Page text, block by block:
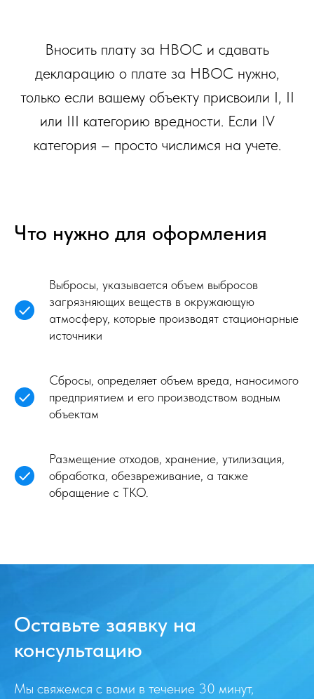
Вносить плату за НВОС и сдавать
декларацию о плате за НВОС нужно,
только если вашему объекту присвоили I, II
или III категорию вредности. Если IV
категория – просто числимся на учете.
Что нужно для оформления
Выбросы, указывается объем выбросов
загрязняющих веществ в окружающую
атмосферу, которые производят стационарные
источники
Сбросы, определяет объем вреда, наносимого
предприятием и его производством водным
объектам
Размещение отходов, хранение, утилизация,
обработка, обезвреживание, а также
обращение с ТКО.
Оставьте заявку на
консультацию
Мы свяжемся с вами в течение 30 минут,